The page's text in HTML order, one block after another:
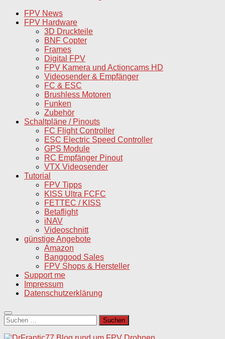
FPV News
FPV Hardware
3D Druckteile
BNF Copter
Frames
Digital FPV
FPV Kamera und Actioncams HD
Videosender & Empfänger
FC & ESC
Brushless Motoren
Funken
Zubehör
Schaltpläne / Pinouts
FC Flight Controller
ESC Electric Speed Controller
GPS Module
RC Empfänger Pinout
VTX Videosender
Tutorial
FPV Tipps
KISS Ultra FCFC
FETTEC / KISS
Betaflight
iNAV
Videoschnitt
günstige Angebote
Amazon
Banggood Sales
FPV Shops & Hersteller
Support me
Impressum
Datenschutzerklärung
Suchen
nach: